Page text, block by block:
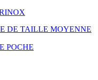
DE TAILLE MOYENNE
POCHE